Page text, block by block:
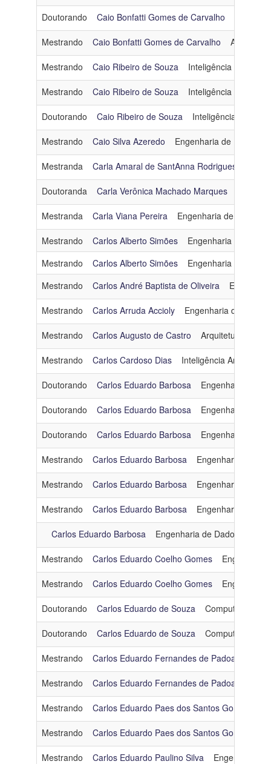
Doutorando Caio Bonfatti Gomes de Carvalho
Mestrando Caio Bonfatti Gomes de Carvalho
Mestrando Caio Ribeiro de Souza Inteligência Artificial
Mestrando Caio Ribeiro de Souza Inteligência Artificial
Doutorando Caio Ribeiro de Souza Inteligência Artificial
Mestrando Caio Silva Azeredo Engenharia de Dados e
Mestranda Carla Amaral de SantAnna Rodrigues
Doutoranda Carla Verônica Machado Marques
Mestranda Carla Viana Pereira Engenharia de Dados
Mestrando Carlos Alberto Simões
Engenharia de
Mestrando
Carlos Alberto Simões
Engenharia de
Mestrando
Carlos André Baptista de Oliveira
Mestrando Carlos Arruda Accioly Engenharia de
Mestrando Carlos Augusto de Castro Arquitetura e
Mestrando Carlos Cardoso Dias Inteligência Artificial
Doutorando Carlos Eduardo Barbosa Engenharia de
Doutorando Carlos Eduardo Barbosa Engenharia de
Doutorando Carlos Eduardo Barbosa Engenharia de
Mestrando Carlos Eduardo Barbosa Engenharia de
Mestrando Carlos Eduardo Barbosa Engenharia de
Mestrando Carlos Eduardo Barbosa Engenharia de
Carlos Eduardo Barbosa Engenharia de Dados e
Mestrando Carlos Eduardo Coelho Gomes Engenharia
Mestrando Carlos Eduardo Coelho Gomes Engenharia
Doutorando Carlos Eduardo de Souza Computação
Doutorando Carlos Eduardo de Souza Computação
Mestrando Carlos Eduardo Fernandes de Padoa
Mestrando Carlos Eduardo Fernandes de Padoa
Mestrando Carlos Eduardo Paes dos Santos Gomes
Mestrando Carlos Eduardo Paes dos Santos Gomes
Mestrando Carlos Eduardo Paulino Silva Engenharia